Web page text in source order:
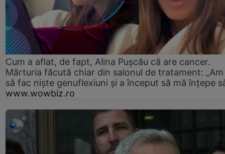
Cum a aflat, de fapt, Alina Pușcău că are cancer.
Mărturia făcută chiar din salonul de tratament:
să fac niște genuflexiuni și a început să mă înțepe
www.wowbiz.ro